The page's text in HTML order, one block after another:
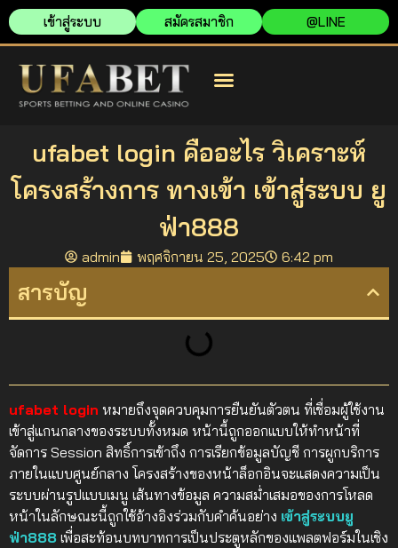
เข้าสู่ระบบ สมัครสมาชิก @LINE
ufabet login คืออะไร วิเคราะห์
โครงสร้างการ ทางเข้า เข้าสู่ระบบ ยู
ฟ่า888
admin พฤศจิกายน 25, 2025 6:42 pm
สารบัญ
ufabet login หมายถึงจุดควบคุมการยืนยันตัวตน ที่เชื่อมผู้ใช้งาน
เข้าสู่แกนกลางของระบบทั้งหมด หน้านี้ถูกออกแบบให้ทำหน้าที่
จัดการ Session สิทธิ์การเข้าถึง การเรียกข้อมูลบัญชี การผูกบริการ
ภายในแบบศูนย์กลาง โครงสร้างของหน้าล็อกอินจะแสดงความเป็น
ระบบผ่านรูปแบบเมนู เส้นทางข้อมูล ความสม่ำเสมอของการโหลด
หน้าในลักษณะนี้ถูกใช้อ้างอิงร่วมกับคำค้นอย่าง เข้าสู่ระบบยู
ฟ่า888 เพื่อสะท้อนบทบาทการเป็นประตูหลักของแพลตฟอร์มในเชิง